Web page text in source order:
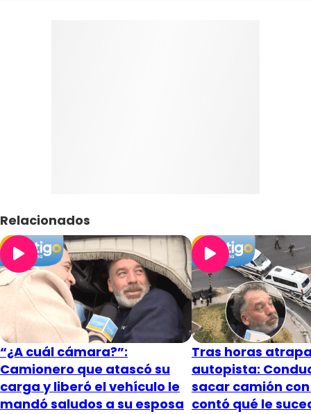
Relacionados
“¿A cuál cámara?”:
Camionero que atascó su
carga y liberó el vehículo le
mandó saludos a su esposa
Tras horas
autopista:
sacar camión
contó qué le